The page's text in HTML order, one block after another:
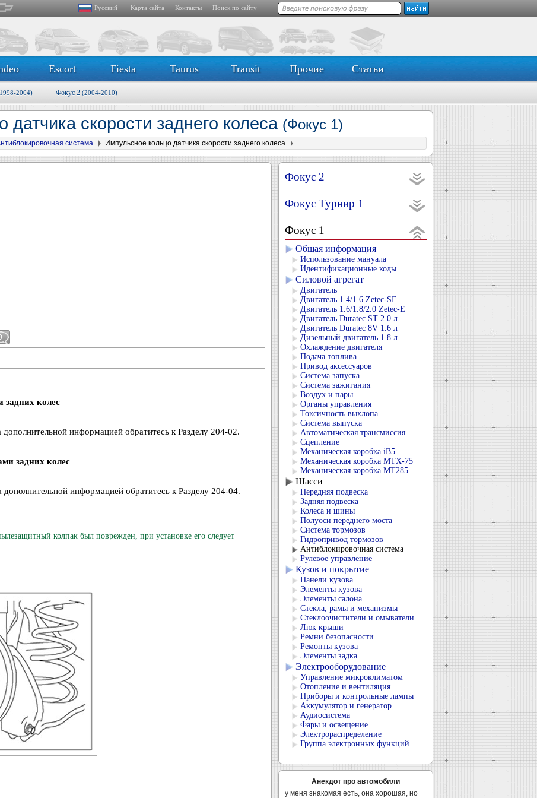
Русский Карта сайта Контакты Поиск по сайту
Escort Fiesta Taurus Transit Прочие Статьи
2004) Фокус 2 (2004-2010)
датчика скорости заднего колеса (Фокус 1)
система Импульсное кольцо датчика скорости заднего колеса
задних колес
информацией обратитесь к Разделу 204-02.
задних колес
информацией обратитесь к Разделу 204-04.
колпак был поврежден, при установке его следует
Фокус 2
Фокус Турнир 1
Фокус 1
Общая информация
Использование мануала
Идентификационные коды
Силовой агрегат
Двигатель
Двигатель 1.4/1.6 Zetec-SE
Двигатель 1.6/1.8/2.0 Zetec-E
Двигатель Duratec ST 2.0 л
Двигатель Duratec 8V 1.6 л
Дизельный двигатель 1.8 л
Охлаждение двигателя
Подача топлива
Привод аксессуаров
Система запуска
Система зажигания
Воздух и пары
Органы управления
Токсичность выхлопа
Система выпуска
Автоматическая трансмиссия
Сцепление
Механическая коробка iB5
Механическая коробка MTX-75
Механическая коробка MT285
Шасси
Передняя подвеска
Задняя подвеска
Колеса и шины
Полуоси переднего моста
Система тормозов
Гидропривод тормозов
Антиблокировочная система
Рулевое управление
Кузов и покрытие
Панели кузова
Элементы кузова
Элементы салона
Стекла, рамы и механизмы
Стеклоочистители и омыватели
Люк крыши
Ремни безопасности
Ремонты кузова
Элементы задка
Электрооборудование
Управление микроклиматом
Отопление и вентиляция
Приборы и контрольные лампы
Аккумулятор и генератор
Аудиосистема
Фары и освещение
Электрораспределение
Группа электронных функций
Анекдот про автомобили
у меня знакомая есть, она хорошая, но